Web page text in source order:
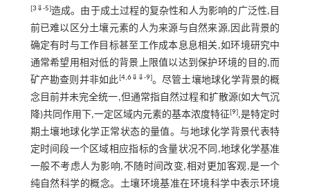
[3 ⇓-5]造成。由于成土过程的复杂性和人为影响的广泛性,目
前已难以区分土壤元素的人为来源与自然来源,因此背景的
确定有时与工作目标甚至工作成本息息相关,如环境研究中
通常希望用相对低的背景上限值以达到保护环境的目的,而
矿产勘查则并非如此[4,6⇓ ⇓-9]。尽管土壤地球化学背景的概
念目前并未完全统一,但通常指自然过程和扩散源(如大气沉
降)共同作用下,一定区域内元素的基本浓度特征[9],是特定时
期土壤地球化学正常状态的量值。与地球化学背景代表特
定时间段一个区域相应指标的含量状况不同,地球化学基准
一般不考虑人为影响,不随时间改变,相对更加客观,是一个
纯自然科学的概念。土壤环境基准在环境科学中表示环境